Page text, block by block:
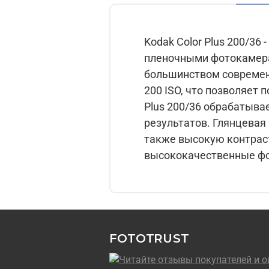
Kodak Color Plus 200/36
пленочными фотокамерами. Формат пленки - тип 135 (узкая), что делает
большинством современных пленочных
200 ISO, что позволяет
Plus 200/36
результатов. Глянцевая фактура поверхности пленки обеспечивает яркие и насыщенные цвета, а
также высокую контрастность изображений.
высококачественные
FOTOTRUST